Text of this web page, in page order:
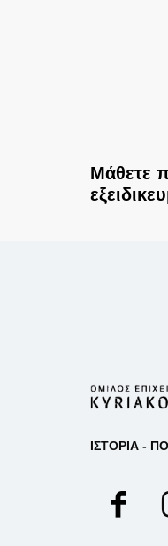
Μάθετε
ΙΣΤΟΡΙΑ -